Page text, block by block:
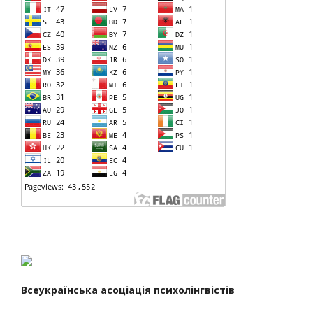
Всеукраїнська асоціація психолінгвістів